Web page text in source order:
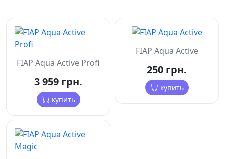
FIAP Aqua Active Profi
3 959 грн.
купить
FIAP Aqua Active
250 грн.
купить